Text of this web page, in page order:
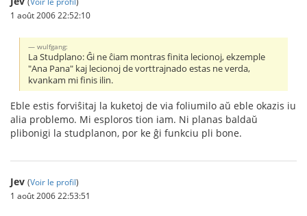
1 août 2006 22:52:10
wulfgang:
La Studplano: Ĝi ne ĉiam montras finita lecionoj, ekzemple
"Ana Pana" kaj lecionoj de vorttrajnado estas ne verda,
kvankam mi finis ilin.
Eble estis forviŝitaj la kuketoj de via foliumilo aŭ eble okazis iu
alia problemo. Mi esploros tion iam. Ni planas baldaŭ
plibonigi la studplanon, por ke ĝi funkciu pli bone.
Jev (Voir le profil)
1 août 2006 22:53:51